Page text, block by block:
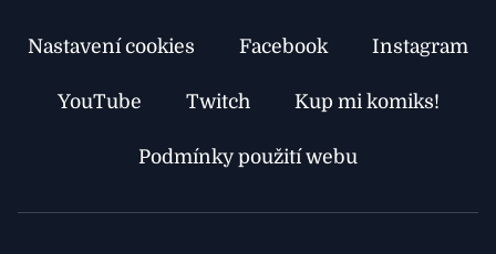
Nastavení cookies Facebook Instagram
YouTube Twitch Kup mi komiks!
Podmínky použití webu